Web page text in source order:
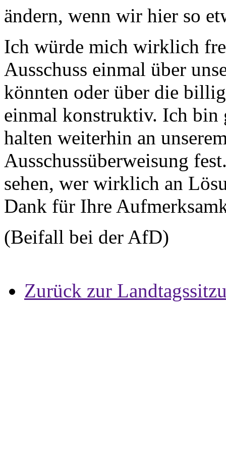
ändern, wenn wir hier so
Ich würde mich wirklich
Ausschuss einmal über
könnten oder über die
einmal konstruktiv. Ich bin
halten weiterhin an
Ausschussüberweisung
sehen, wer wirklich an
Dank für Ihre
(Beifall bei der AfD)
Zurück zur